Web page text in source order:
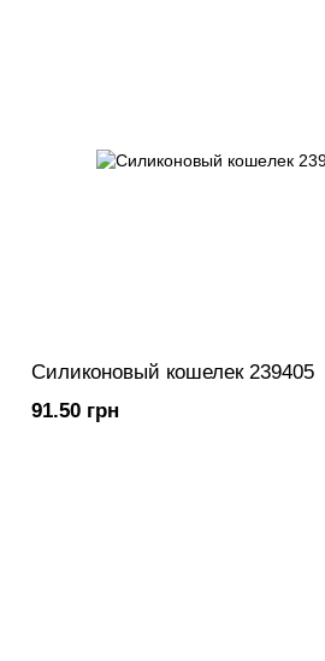
Силиконовый кошелек 239405
91.50 грн